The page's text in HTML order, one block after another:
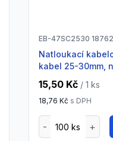
EB-47SC2530
natloukací kabelová příchytka,
kabel 25-30mm,
15,50 Kč / 1 ks
18,76 Kč s DPH